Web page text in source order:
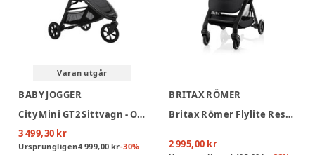
Varan utgår
BABY JOGGER
City Mini GT2 Sittvagn - Opulent Black
3 499,30 kr
Ursprungligen4 999,00 kr-30%
BRITAX RÖMER
Britax Römer Flylite Resevagn - Carbon Black
2 995,00 kr